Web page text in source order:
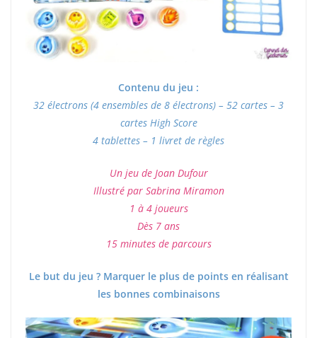
Contenu du jeu :
32 électrons (4 ensembles de 8 électrons) – 52 cartes – 3
cartes High Score
4 tablettes – 1 livret de règles
Un jeu de Joan Dufour
Illustré par Sabrina Miramon
1 à 4 joueurs
Dès 7 ans
15 minutes de parcours
Le but du jeu ? Marquer le plus de points en réalisant
les bonnes combinaisons